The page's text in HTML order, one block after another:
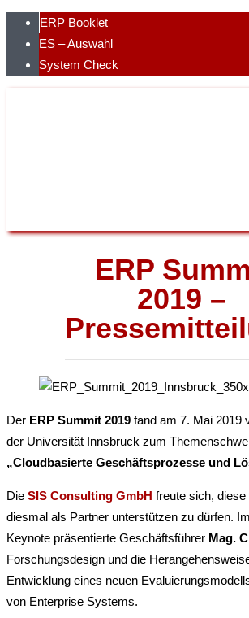
Skip
content
ERP Booklet
ES – Auswahl
System Check
ERP
2019 –
Der ERP Summit 2019 fand am 7. Mai 2019
der Universität Innsbruck zum
„Cloudbasierte Geschäftsprozesse und
Die SIS Consulting GmbH freute sich,
diesmal als Partner unterstützen zu dürfen.
Keynote präsentierte Geschäftsführer Mag.
Forschungsdesign und die
Entwicklung eines neuen
von Enterprise Systems.